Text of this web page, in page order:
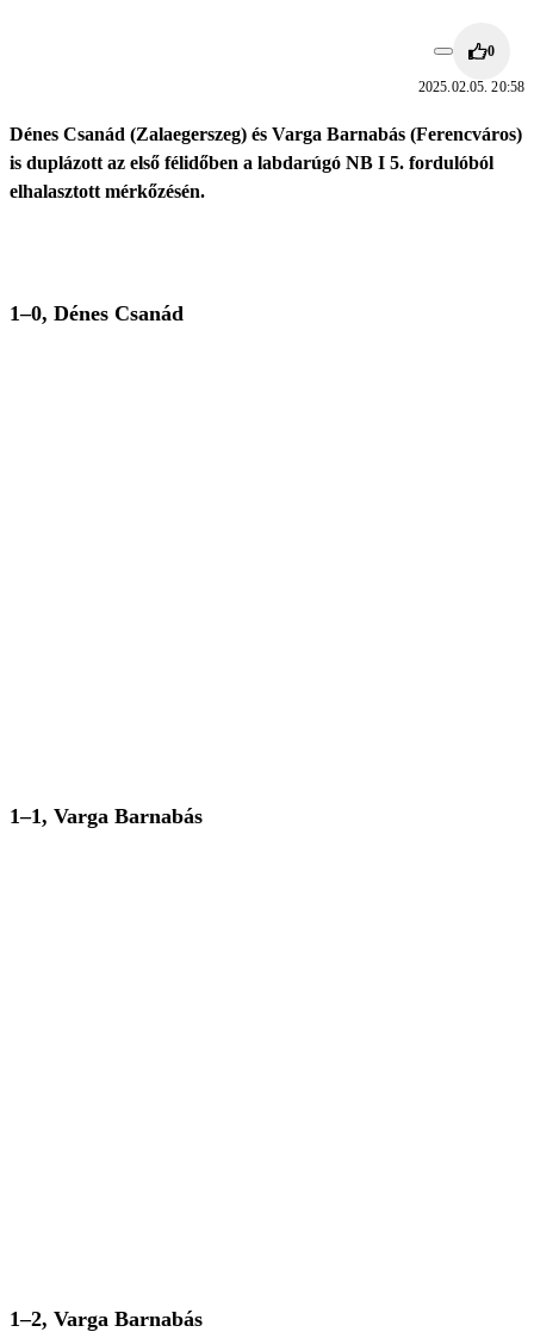
0
2025.02.05. 20:58
Dénes Csanád (Zalaegerszeg) és Varga Barnabás (Ferencváros)
is duplázott az első félidőben a labdarúgó NB I 5. fordulóból
elhalasztott mérkőzésén.
1–0, Dénes Csanád
1–1, Varga Barnabás
1–2, Varga Barnabás